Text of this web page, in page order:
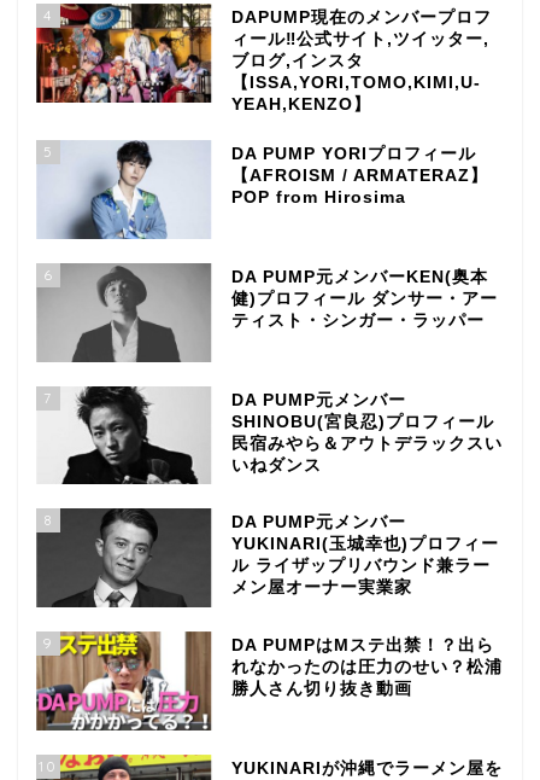
4
DAPUMP現在のメンバープロフ
ィール‼公式サイト,ツイッター,
ブログ,インスタ
【ISSA,YORI,TOMO,KIMI,U-
YEAH,KENZO】
5
DA PUMP YORIプロフィール
【AFROISM / ARMATERAZ】
POP from Hirosima
6
DA PUMP元メンバーKEN(奥本
健)プロフィール ダンサー・アー
ティスト・シンガー・ラッパー
7
DA PUMP元メンバー
SHINOBU(宮良忍)プロフィール
民宿みやら＆アウトデラックスい
いねダンス
8
DA PUMP元メンバー
YUKINARI(玉城幸也)プロフィー
ル ライザップリバウンド兼ラー
メン屋オーナー実業家
9
DA PUMPはMステ出禁！？出ら
れなかったのは圧力のせい？松浦
勝人さん切り抜き動画
10
YUKINARIが沖縄でラーメン屋を